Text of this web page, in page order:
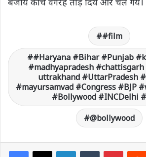
#film
#Haryana #Bihar #Punjab
#madhyapradesh
uttrakhand #UttarPradesh
#mayursamvad #Congress #BJP
#Bollywood #INCDelhi
@bollywood
LinkedIn